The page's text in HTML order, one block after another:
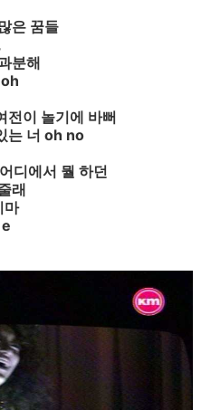
은 꿈들
분해
전이 놀기에 바뻐
는 너 oh no
디에서 뭘 하던
래
마